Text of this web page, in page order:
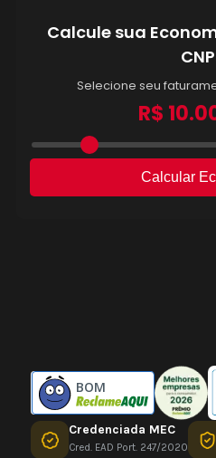
BOM
Credenciada MEC
Cred. EAD Port. 247/2020